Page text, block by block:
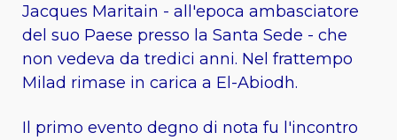
Jacques Maritain - all'epoca ambasciatore
del suo Paese presso la Santa Sede - che
non vedeva da tredici anni. Nel frattempo
Milad rimase in carica a El-Abiodh.
Il primo evento degno di nota fu l'incontro